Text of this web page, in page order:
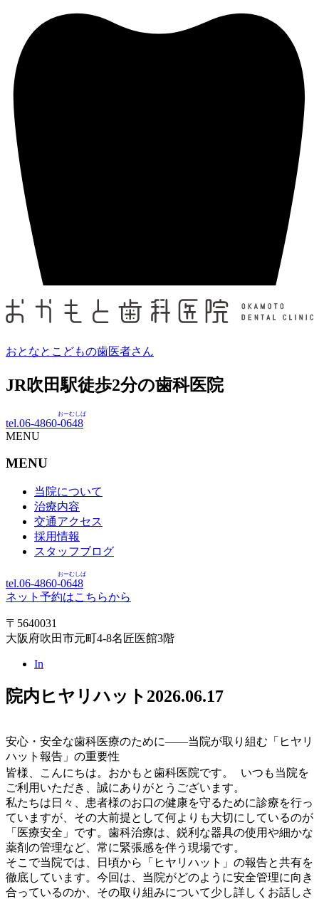
おとなとこどもの歯医者さん
JR吹田駅徒歩2分の歯科医院
tel.06-4860-0648
おーむしば
MENU
MENU
当院について
治療内容
交通アクセス
採用情報
スタッフブログ
tel.06-4860-0648
おーむしば
ネット予約はこちらから
〒5640031
大阪府吹田市元町4-8名匠医館3階
In
院内ヒヤリハット 2026.06.17
安心・安全な歯科医療のために――当院が取り組む「ヒヤリ
ハット報告」の重要性
皆様、こんにちは。おかもと歯科医院です。 いつも当院を
ご利用いただき、誠にありがとうございます。
私たちは日々、患者様のお口の健康を守るために診療を行っ
ていますが、その大前提として何よりも大切にしているのが
「医療安全」です。歯科治療は、鋭利な器具の使用や細かな
薬剤の管理など、常に緊張感を伴う現場です。
そこで当院では、日頃から「ヒヤリハット」の報告と共有を
徹底しています。今回は、当院がどのように安全管理に向き
合っているのか、その取り組みについて少し詳しくお話しさ